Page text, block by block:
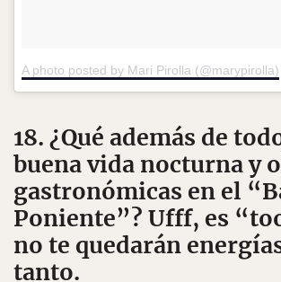
A photo posted by Mari Pirolla (@marypirolla)
18. ¿Qué además de
buena vida nocturna y
gastronómicas en el
Poniente”? Ufff, es
no te quedarán
tanto.